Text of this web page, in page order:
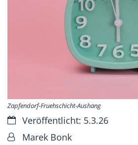
Zapfendorf-Fruehschicht-Aushang
Datum:Veröffentlicht: 5.3.26
Von:Marek Bonk